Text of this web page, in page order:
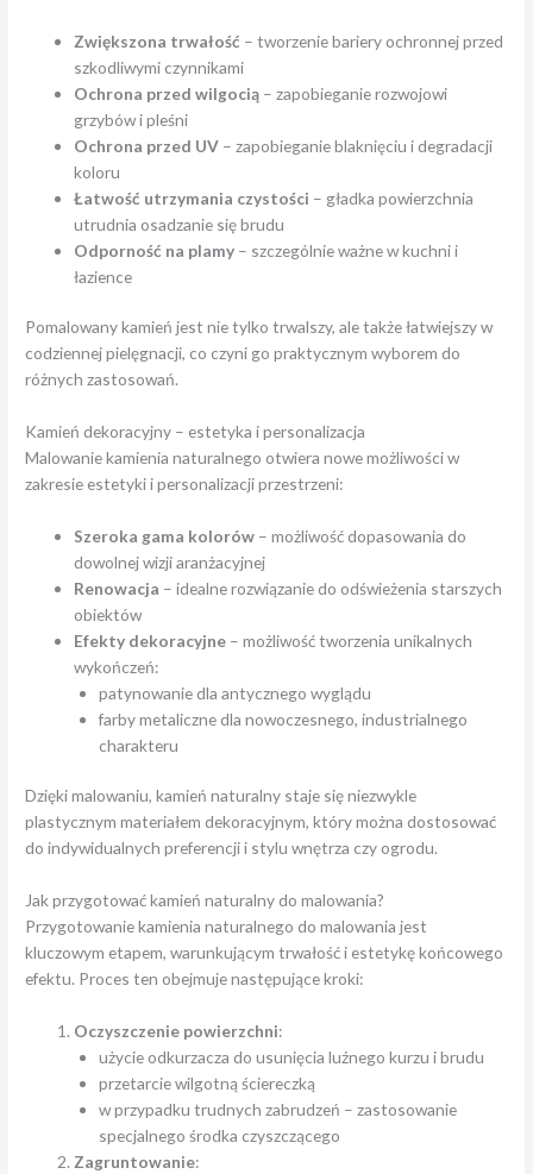
Zwiększona trwałość – tworzenie bariery ochronnej przed
szkodliwymi czynnikami
Ochrona przed wilgocią – zapobieganie rozwojowi
grzybów i pleśni
Ochrona przed UV – zapobieganie blaknięciu i degradacji
koloru
Łatwość utrzymania czystości – gładka powierzchnia
utrudnia osadzanie się brudu
Odporność na plamy – szczególnie ważne w kuchni i
łazience
Pomalowany kamień jest nie tylko trwalszy, ale także łatwiejszy w
codziennej pielęgnacji, co czyni go praktycznym wyborem do
różnych zastosowań.
Kamień dekoracyjny – estetyka i personalizacja
Malowanie kamienia naturalnego otwiera nowe możliwości w
zakresie estetyki i personalizacji przestrzeni:
Szeroka gama kolorów – możliwość dopasowania do
dowolnej wizji aranżacyjnej
Renowacja – idealne rozwiązanie do odświeżenia starszych
obiektów
Efekty dekoracyjne – możliwość tworzenia unikalnych
wykończeń:
patynowanie dla antycznego wyglądu
farby metaliczne dla nowoczesnego, industrialnego
charakteru
Dzięki malowaniu, kamień naturalny staje się niezwykle
plastycznym materiałem dekoracyjnym, który można dostosować
do indywidualnych preferencji i stylu wnętrza czy ogrodu.
Jak przygotować kamień naturalny do malowania?
Przygotowanie kamienia naturalnego do malowania jest
kluczowym etapem, warunkującym trwałość i estetykę końcowego
efektu. Proces ten obejmuje następujące kroki:
Oczyszczenie powierzchni:
użycie odkurzacza do usunięcia luźnego kurzu i brudu
przetarcie wilgotną ściereczką
w przypadku trudnych zabrudzeń – zastosowanie
specjalnego środka czyszczącego
Zagruntowanie: